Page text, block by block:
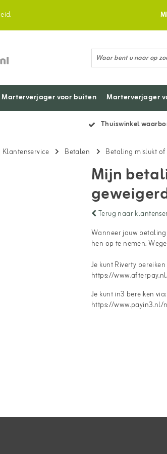
Marterverjager voor buiten Marterverjager
Thuiswinkel
Klantenservice Betalen Betaling mislukt
Mijn
Terug naar
Wanneer jouw
hen op te nemen.
Je kunt Riverty
https://
Je kunt in3 bereiken via:
https://www.payin3.nl/